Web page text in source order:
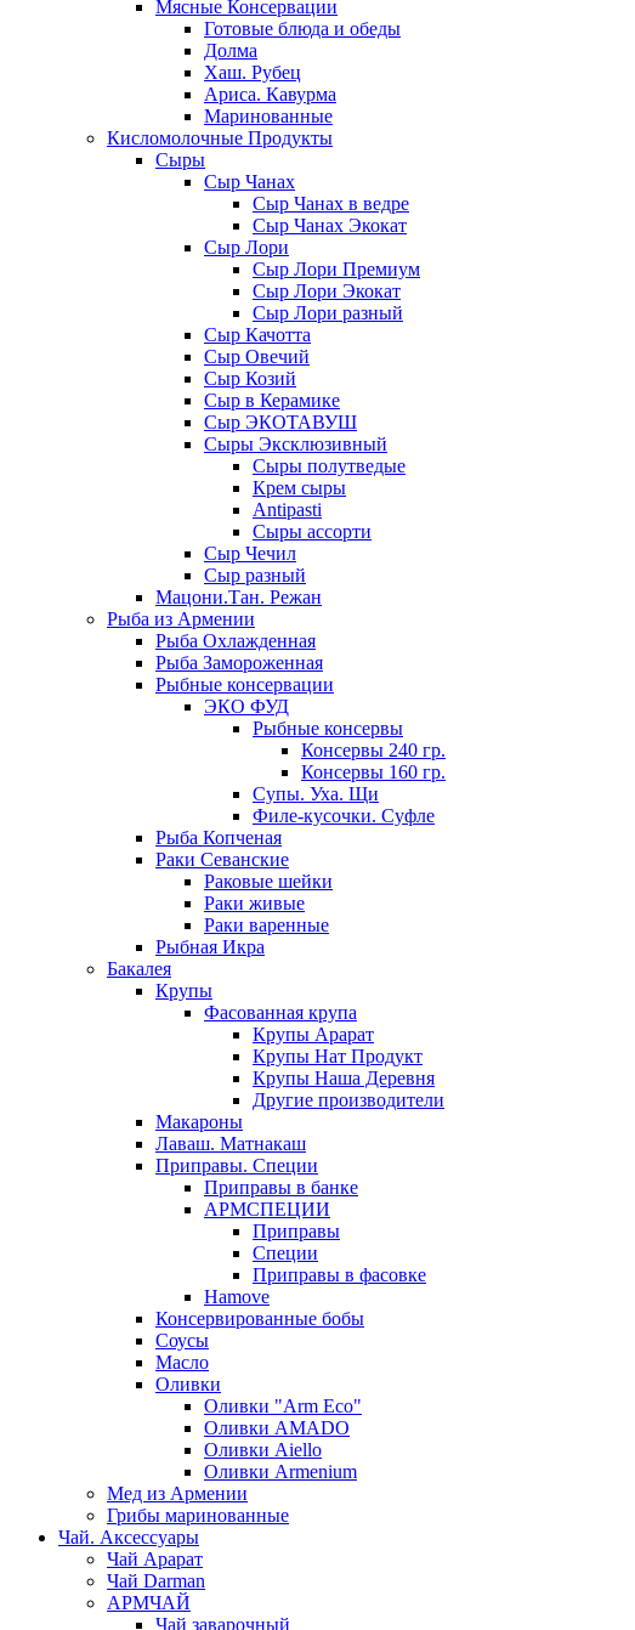
Мясные Консервации
Готовые блюда и обеды
Долма
Хаш. Рубец
Ариса. Кавурма
Маринованные
Кисломолочные Продукты
Сыры
Сыр Чанах
Сыр Чанах в ведре
Сыр Чанах Экокат
Сыр Лори
Сыр Лори Премиум
Сыр Лори Экокат
Сыр Лори разный
Сыр Качотта
Сыр Овечий
Сыр Козий
Сыр в Керамике
Сыр ЭКОТАВУШ
Сыры Эксклюзивный
Сыры полутведые
Крем сыры
Antipasti
Сыры ассорти
Сыр Чечил
Сыр разный
Мацони.Тан. Режан
Рыба из Армении
Рыба Охлажденная
Рыба Замороженная
Рыбные консервации
ЭКО ФУД
Рыбные консервы
Консервы 240 гр.
Консервы 160 гр.
Супы. Уха. Щи
Филе-кусочки. Суфле
Рыба Копченая
Раки Севанские
Раковые шейки
Раки живые
Раки варенные
Рыбная Икра
Бакалея
Крупы
Фасованная крупа
Крупы Арарат
Крупы Нат Продукт
Крупы Наша Деревня
Другие производители
Макароны
Лаваш. Матнакаш
Приправы. Специи
Приправы в банке
АРМСПЕЦИИ
Приправы
Специи
Приправы в фасовке
Hamove
Консервированные бобы
Соусы
Масло
Оливки
Оливки "Arm Eco"
Оливки AMADO
Оливки Aiello
Оливки Armenium
Мед из Армении
Грибы маринованные
Чай. Аксессуары
Чай Арарат
Чай Darman
АРМЧАЙ
Чай заварочный